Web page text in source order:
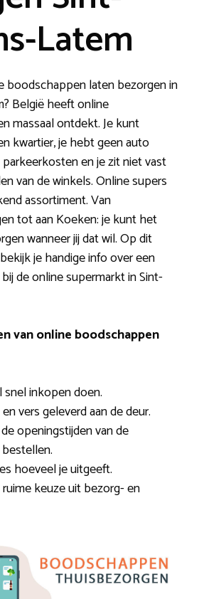
Latem
boodschappen laten bezorgen in
België heeft online
massaal ontdekt. Je kunt
kwartier, je hebt geen auto
en je zit niet vast
van de winkels. Online supers
assortiment. Van
tot aan Koeken: je kunt het
wanneer jij dat wil. Op dit
je handige info over een
de online supermarkt in Sint-
van online boodschappen
snel inkopen doen.
vers geleverd aan de deur.
openingstijden van de
hoeveel je uitgeeft.
keuze uit bezorg- en